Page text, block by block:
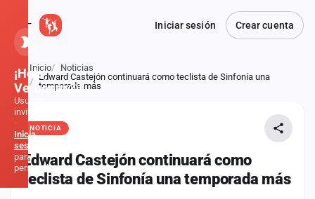
Iniciar sesión Crear cuenta
Atrás
Inicio
Noticias
Edward Castejón continuará como teclista de Sinfonía una
temporada más
NOTICIA
Edward Castejón continuará como
teclista de Sinfonía una temporada más
¡Hola,
Verbener@!
Usuario
invitado
·
Inicia
sesión
para
personalizar